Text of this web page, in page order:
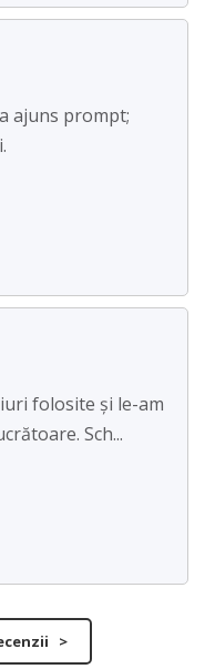
ajuns prompt;
folosite și le-am
Sch...
>